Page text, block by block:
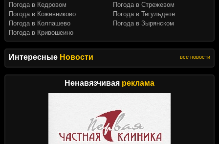
Интересные Новости все новости
Ненавязчивая реклама
Погода в Кедровом
Погода в Кожевниково
Погода в Колпашево
Погода в Кривошеино
Погода в Стрежевом
Погода в Тегульдете
Погода в Зырянском